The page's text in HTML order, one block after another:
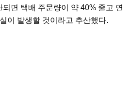
면 택배 주문량이 약 40% 줄고 연
이 발생할 것이라고 추산했다.